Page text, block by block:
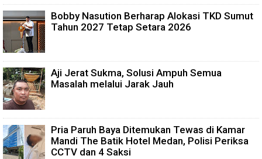
Bobby Nasution Berharap Alokasi TKD Sumut
Tahun 2027 Tetap Setara 2026
Aji Jerat Sukma, Solusi Ampuh Semua
Masalah melalui Jarak Jauh
Pria Paruh Baya Ditemukan Tewas di Kamar
Mandi The Batik Hotel Medan, Polisi Periksa
CCTV dan 4 Saksi